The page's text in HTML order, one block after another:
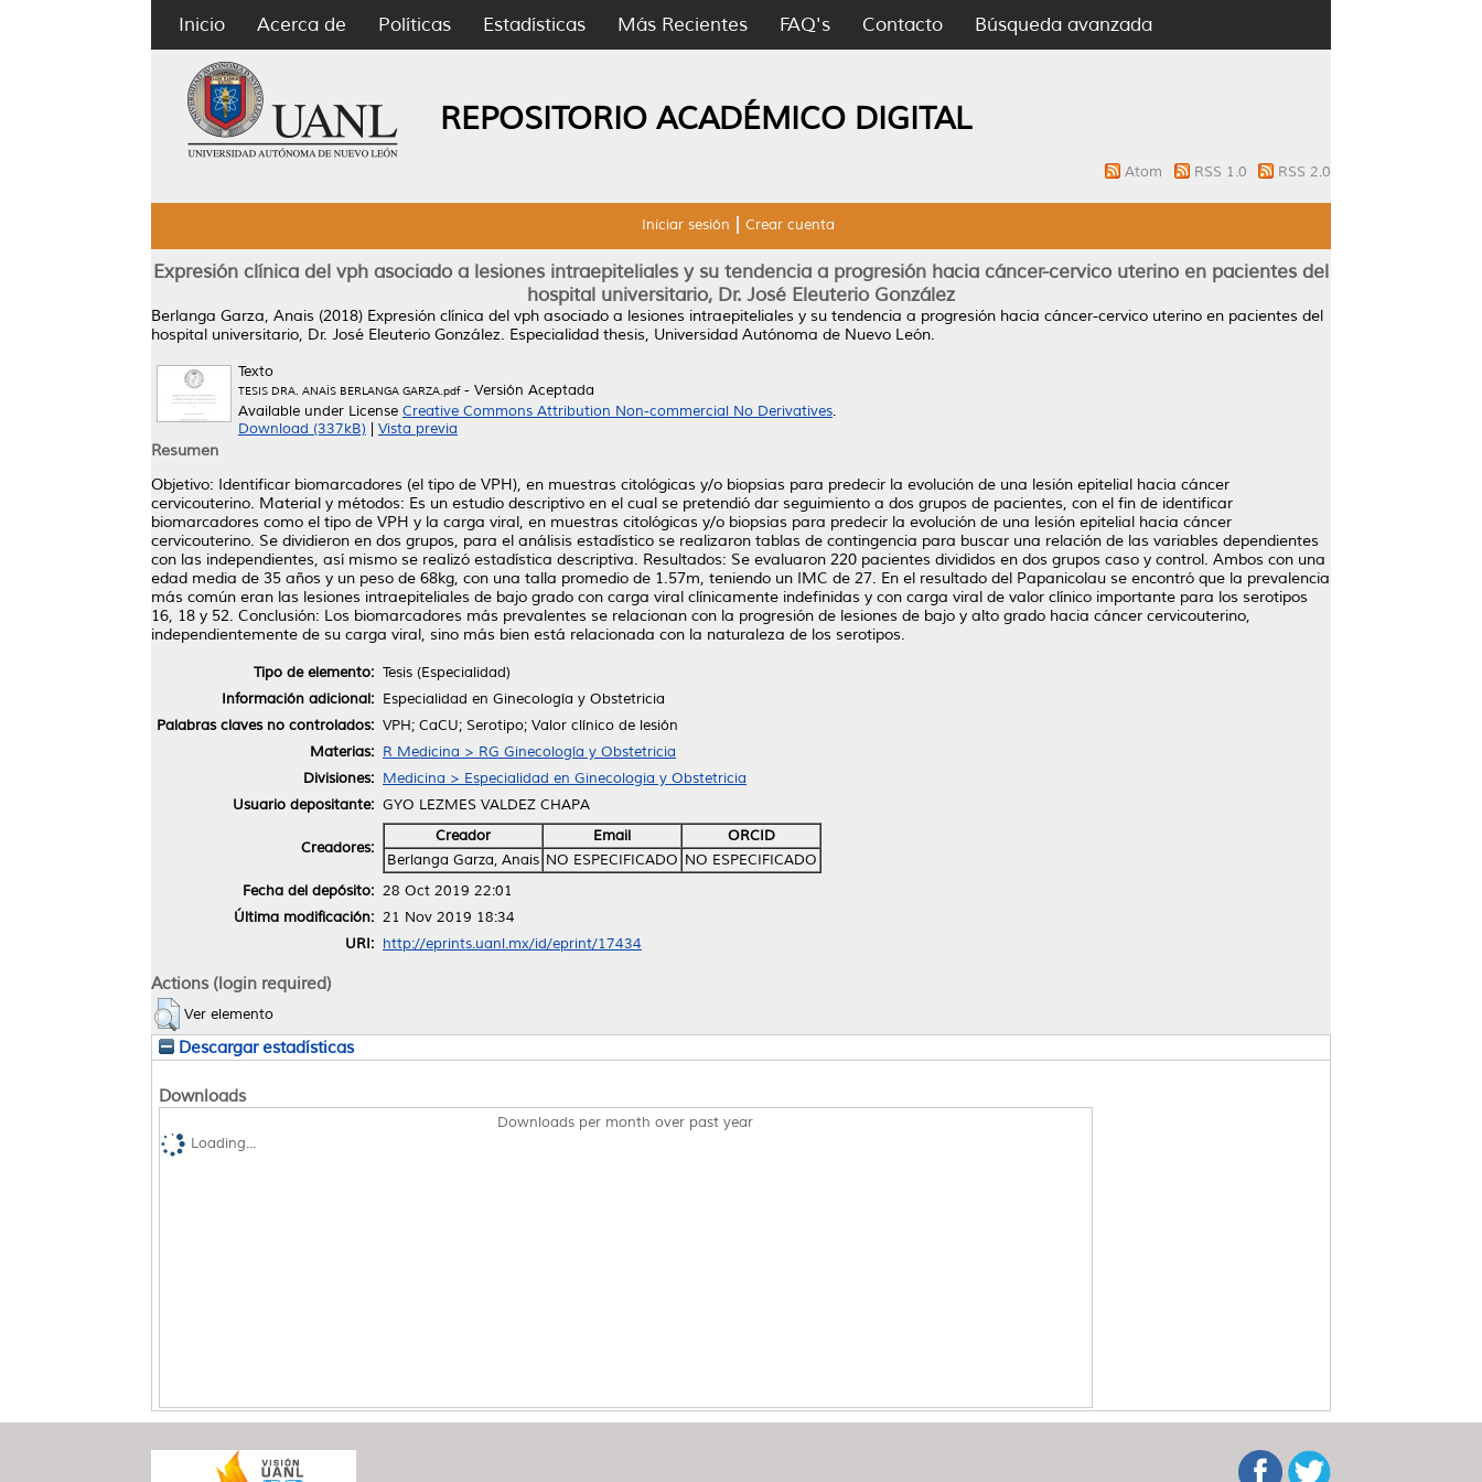
Inicio Acerca de Políticas Estadísticas Más Recientes FAQ's Contacto Búsqueda avanzada
REPOSITORIO ACADÉMICO DIGITAL
Atom RSS 1.0 RSS 2.0
Iniciar sesión Crear cuenta
Expresión clínica del vph asociado a lesiones intraepiteliales y su tendencia a progresión hacia cáncer-cervico uterino en pacientes del
hospital universitario, Dr. José Eleuterio González
Berlanga Garza, Anais (2018) Expresión clínica del vph asociado a lesiones intraepiteliales y su tendencia a progresión hacia cáncer-cervico uterino en pacientes del
hospital universitario, Dr. José Eleuterio González. Especialidad thesis, Universidad Autónoma de Nuevo León.
Texto
TESIS DRA. ANAÍS BERLANGA GARZA.pdf- Versión Aceptada
Available under License Creative Commons Attribution Non-commercial No Derivatives.
Download (337kB)
Vista previa
Resumen
Objetivo: Identificar biomarcadores (el tipo de VPH), en muestras citológicas y/o biopsias para predecir la evolución de una lesión epitelial hacia cáncer
cervicouterino. Material y métodos: Es un estudio descriptivo en el cual se pretendió dar seguimiento a dos grupos de pacientes, con el fin de identificar
biomarcadores como el tipo de VPH y la carga viral, en muestras citológicas y/o biopsias para predecir la evolución de una lesión epitelial hacia cáncer
cervicouterino. Se dividieron en dos grupos, para el análisis estadístico se realizaron tablas de contingencia para buscar una relación de las variables dependientes
con las independientes, así mismo se realizó estadística descriptiva. Resultados: Se evaluaron 220 pacientes divididos en dos grupos caso y control. Ambos con una
edad media de 35 años y un peso de 68kg, con una talla promedio de 1.57m, teniendo un IMC de 27. En el resultado del Papanicolau se encontró que la prevalencia
más común eran las lesiones intraepiteliales de bajo grado con carga viral clínicamente indefinidas y con carga viral de valor clínico importante para los serotipos
16, 18 y 52. Conclusión: Los biomarcadores más prevalentes se relacionan con la progresión de lesiones de bajo y alto grado hacia cáncer cervicouterino,
independientemente de su carga viral, sino más bien está relacionada con la naturaleza de los serotipos.
Tipo de elemento: Tesis (Especialidad)
Información adicional: Especialidad en Ginecología y Obstetricia
Palabras claves no controlados: VPH; CaCU; Serotipo; Valor clínico de lesión
Materias: R Medicina > RG Ginecología y Obstetricia
Divisiones: Medicina > Especialidad en Ginecologia y Obstetricia
Usuario depositante: GYO LEZMES VALDEZ CHAPA
Creadores:
Creador Email
ORCID
Berlanga Garza, Anais NO ESPECIFICADO NO ESPECIFICADO
Fecha del depósito: 28 Oct 2019 22:01
Última modificación: 21 Nov 2019 18:34
URI: http://eprints.uanl.mx/id/eprint/17434
Actions (login required)
Ver elemento
Descargar estadísticas
Downloads
Downloads per month over past year
Loading...